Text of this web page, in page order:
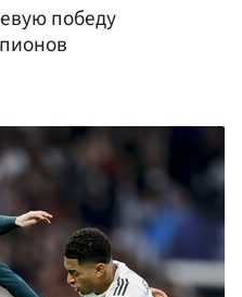
победу